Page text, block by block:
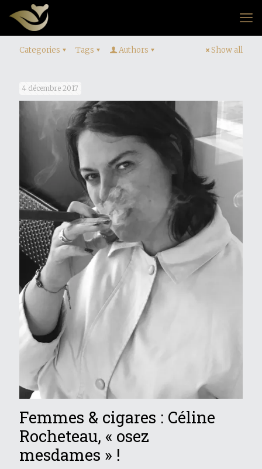
Categories Tags Authors Show all
4 décembre 2017
Femmes & cigares : Céline
Rocheteau, « osez
mesdames » !